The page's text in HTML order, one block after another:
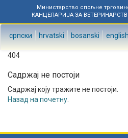
Министарство спољне
КАНЦЕЛАРИЈА ЗА
српски hrvatski bosanski english
404
Садржај не постоји
Садржај коју тражите не постоји.
Назад на почетну